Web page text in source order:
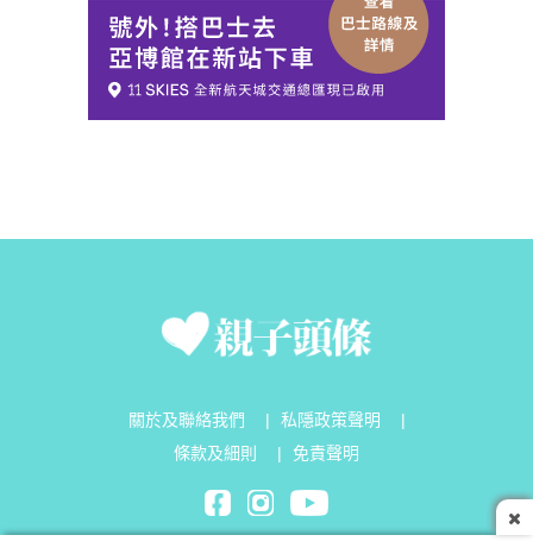
關於及聯絡我們 私隱政策聲明
條款及細則
免責聲明